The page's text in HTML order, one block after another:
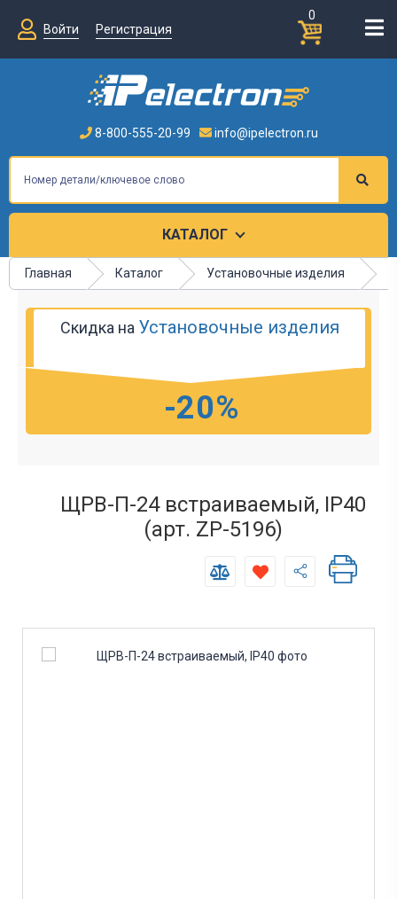
0
Войти
Регистрация
8-800-555-20-99 info@ipelectron.ru
КАТАЛОГ
Главная Каталог Установочные изделия
Скидка на Установочные изделия
-20%
ЩРВ-П-24 встраиваемый, IP40
(арт. ZP-5196)